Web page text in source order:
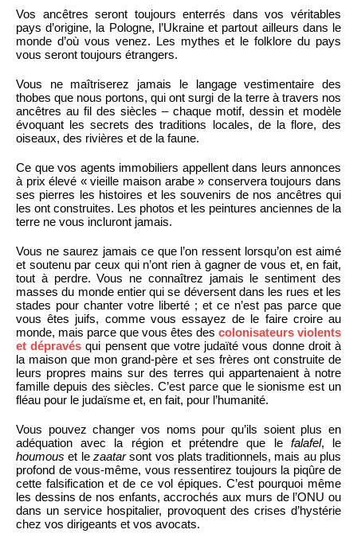
Vos ancêtres seront toujours enterrés dans vos véritables
pays d’origine, la Pologne, l’Ukraine et partout ailleurs dans le
monde d’où vous venez. Les mythes et le folklore du pays
vous seront toujours étrangers.
Vous ne maîtriserez jamais le langage vestimentaire des
thobes que nous portons, qui ont surgi de la terre à travers nos
ancêtres au fil des siècles – chaque motif, dessin et modèle
évoquant les secrets des traditions locales, de la flore, des
oiseaux, des rivières et de la faune.
Ce que vos agents immobiliers appellent dans leurs annonces
à prix élevé « vieille maison arabe » conservera toujours dans
ses pierres les histoires et les souvenirs de nos ancêtres qui
les ont construites. Les photos et les peintures anciennes de la
terre ne vous incluront jamais.
Vous ne saurez jamais ce que l’on ressent lorsqu’on est aimé
et soutenu par ceux qui n’ont rien à gagner de vous et, en fait,
tout à perdre. Vous ne connaîtrez jamais le sentiment des
masses du monde entier qui se déversent dans les rues et les
stades pour chanter votre liberté ; et ce n’est pas parce que
vous êtes juifs, comme vous essayez de le faire croire au
monde, mais parce que vous êtes des colonisateurs violents
et dépravés qui pensent que votre judaïté vous donne droit à
la maison que mon grand-père et ses frères ont construite de
leurs propres mains sur des terres qui appartenaient à notre
famille depuis des siècles. C’est parce que le sionisme est un
fléau pour le judaïsme et, en fait, pour l’humanité.
Vous pouvez changer vos noms pour qu’ils soient plus en
adéquation avec la région et prétendre que le falafel, le
houmous et le zaatarsont vos plats traditionnels, mais au plus
profond de vous-même, vous ressentirez toujours la piqûre de
cette falsification et de ce vol épiques. C’est pourquoi même
les dessins de nos enfants, accrochés aux murs de l’ONU ou
dans un service hospitalier, provoquent des crises d’hystérie
chez vos dirigeants et vos avocats.